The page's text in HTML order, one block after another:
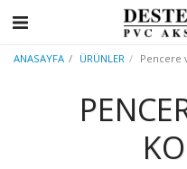
ANASAYFA ÜRÜNLER Pencere